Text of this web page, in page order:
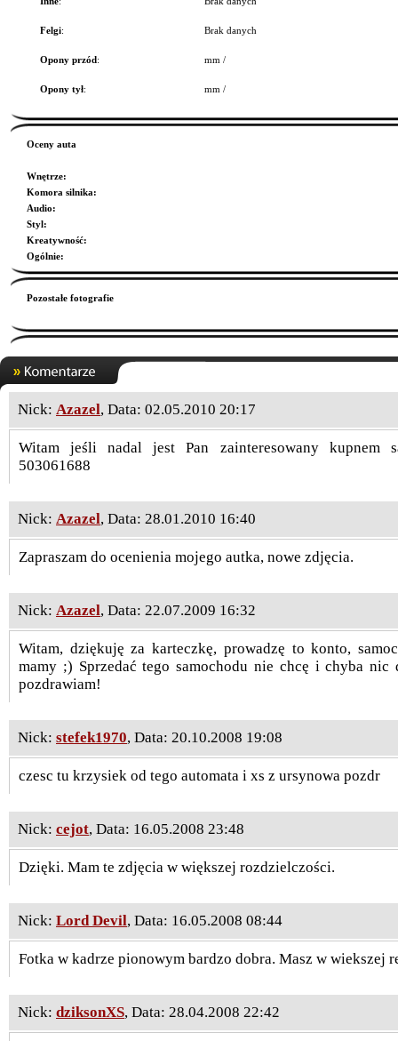
Felgi: Brak danych
Opony przód: mm /
Opony tył: mm /
Oceny auta
Wnętrze:
Komora silnika:
Audio:
Styl:
Kreatywność:
Ogólnie:
Pozostałe fotografie
Nick: Azazel, Data: 02.05.2010 20:17
Witam jeśli nadal jest Pan zainteresowany kupnem
503061688
Nick: Azazel, Data: 28.01.2010 16:40
Zapraszam do ocenienia mojego autka, nowe zdjęcia.
Nick: Azazel, Data: 22.07.2009 16:32
Witam, dziękuję za karteczkę, prowadzę to konto,
mamy ;) Sprzedać tego samochodu nie chcę i chyba
pozdrawiam!
Nick: stefek1970, Data: 20.10.2008 19:08
czesc tu krzysiek od tego automata i xs z ursynowa pozdr
Nick: cejot, Data: 16.05.2008 23:48
Dzięki. Mam te zdjęcia w większej rozdzielczości.
Nick: Lord Devil, Data: 16.05.2008 08:44
Fotka w kadrze pionowym bardzo dobra. Masz w wiekszej
Nick: dziksonXS, Data: 28.04.2008 22:42